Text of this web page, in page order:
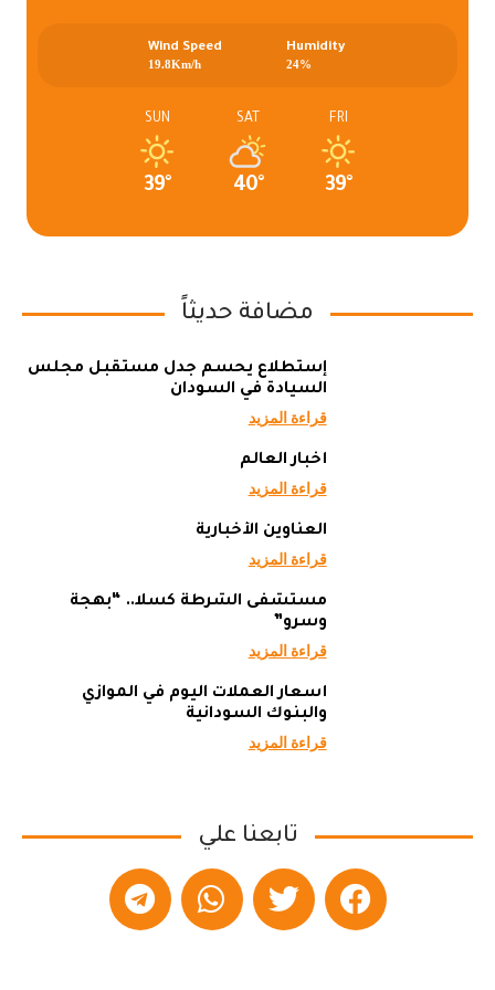
Humidity
24%
Wind Speed
19.8Km/h
FRI
39°
SAT
40°
SUN
39°
مضافة حديثاً
إستطلاع يحسم جدل مستقبل مجلس
السيادة في السودان
قراءة المزيد
أخبار العالم
قراءة المزيد
العناوين الأخبارية
قراءة المزيد
مستشفى الشرطة كسلا.. “بهجة
وسرو”
قراءة المزيد
أسعار العملات اليوم في الموازي
والبنوك السودانية
قراءة المزيد
تابعنا علي